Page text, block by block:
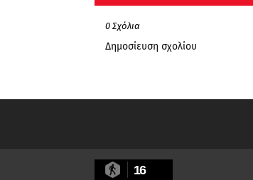
0 Σχόλια
Δημοσίευση σχολίου
16